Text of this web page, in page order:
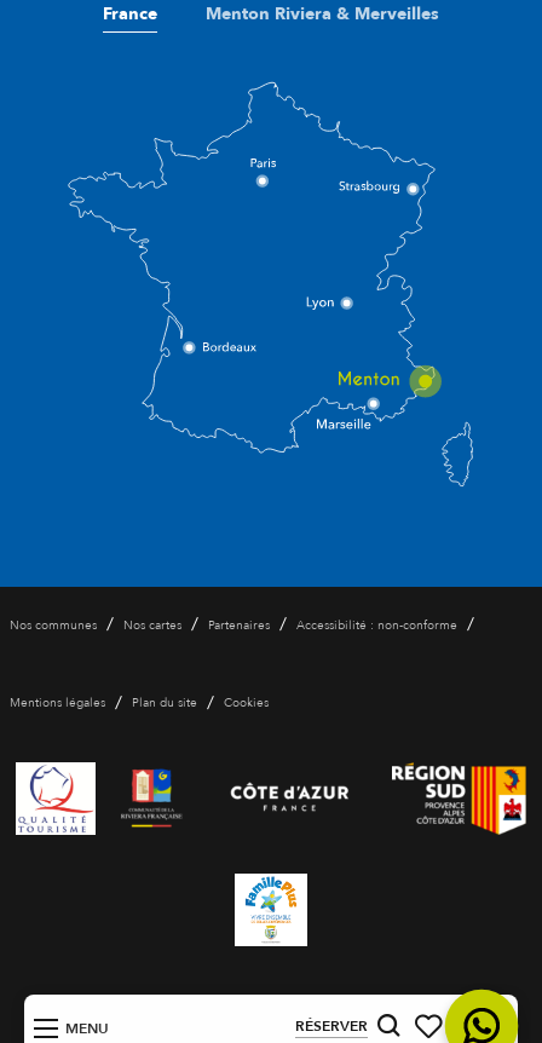
MENU RÉSERVER FR
France Menton Riviera & Merveilles
Nos communes / Nos cartes / Partenaires / Accessibilité : non-conforme /
Mentions légales / Plan du site / Cookies